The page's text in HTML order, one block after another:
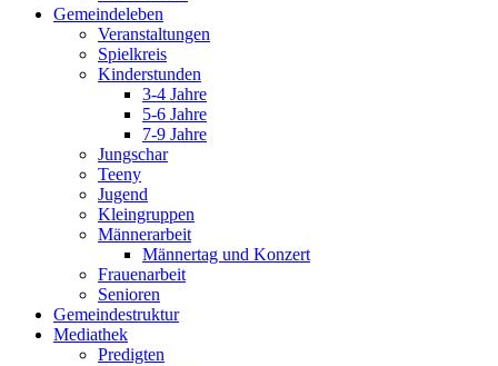
Gemeindeleben
Veranstaltungen
Spielkreis
Kinderstunden
3-4 Jahre
5-6 Jahre
7-9 Jahre
Jungschar
Teeny
Jugend
Kleingruppen
Männerarbeit
Männertag und Konzert
Frauenarbeit
Senioren
Gemeindestruktur
Mediathek
Predigten